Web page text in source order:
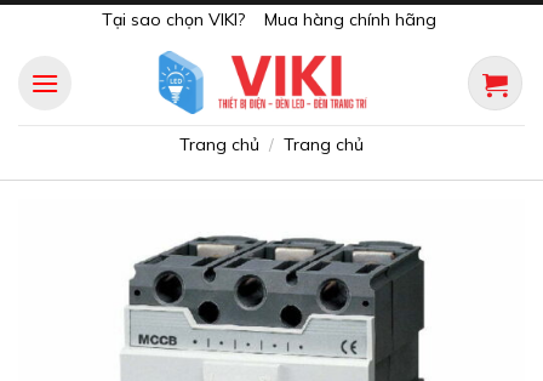
content
Tại sao chọn VIKI? Mua hàng chính hãng
Trang chủ / Trang chủ